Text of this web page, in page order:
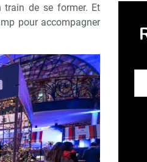
train de se former. Et
pour accompagner